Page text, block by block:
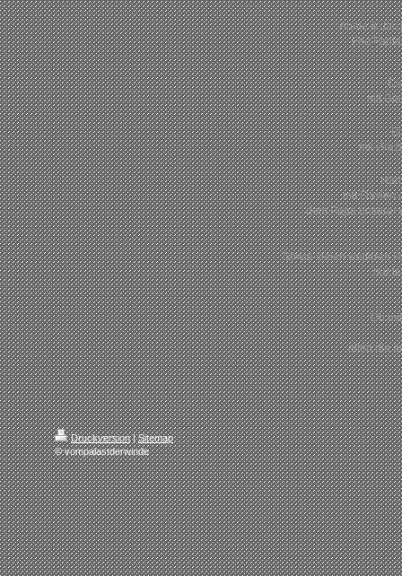
Annie & Jac
Fee
mit
mit
mit Flavien
dem Papa unserer
Sowie vielen weiteren
nur
Ob
allen die
Druckversion | Sitemap
© vompalastderwinde